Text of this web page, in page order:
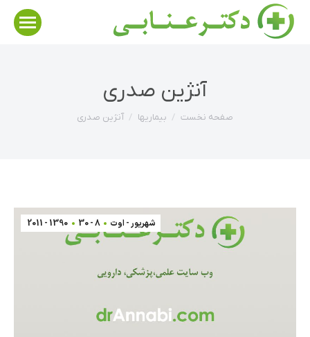
آنژین صدری
مکان شما:
صفحه نخست بیماریها آنژین صدری
شهریور - اوت 8 - 30
1390 - 2011